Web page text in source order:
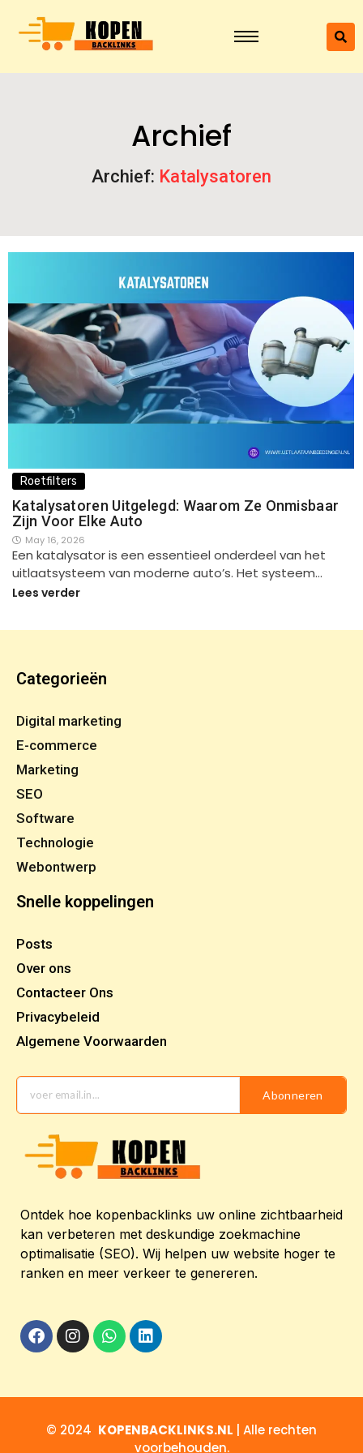
Archief
Archief: Katalysatoren
Roetfilters
Katalysatoren Uitgelegd: Waarom Ze Onmisbaar
Zijn Voor Elke Auto
May 16, 2026
Een katalysator is een essentieel onderdeel van het
uitlaatsysteem van moderne auto’s. Het systeem…
Lees verder
Categorieën
Digital marketing
E-commerce
Marketing
SEO
Software
Technologie
Webontwerp
Snelle koppelingen
Posts
Over ons
Contacteer Ons
Privacybeleid
Algemene Voorwaarden
Abonneren
Ontdek hoe kopenbacklinks uw online zichtbaarheid
kan verbeteren met deskundige zoekmachine
optimalisatie (SEO). Wij helpen uw website hoger te
ranken en meer verkeer te genereren.
© 2024 KOPENBACKLINKS.NL
| Alle rechten
voorbehouden.